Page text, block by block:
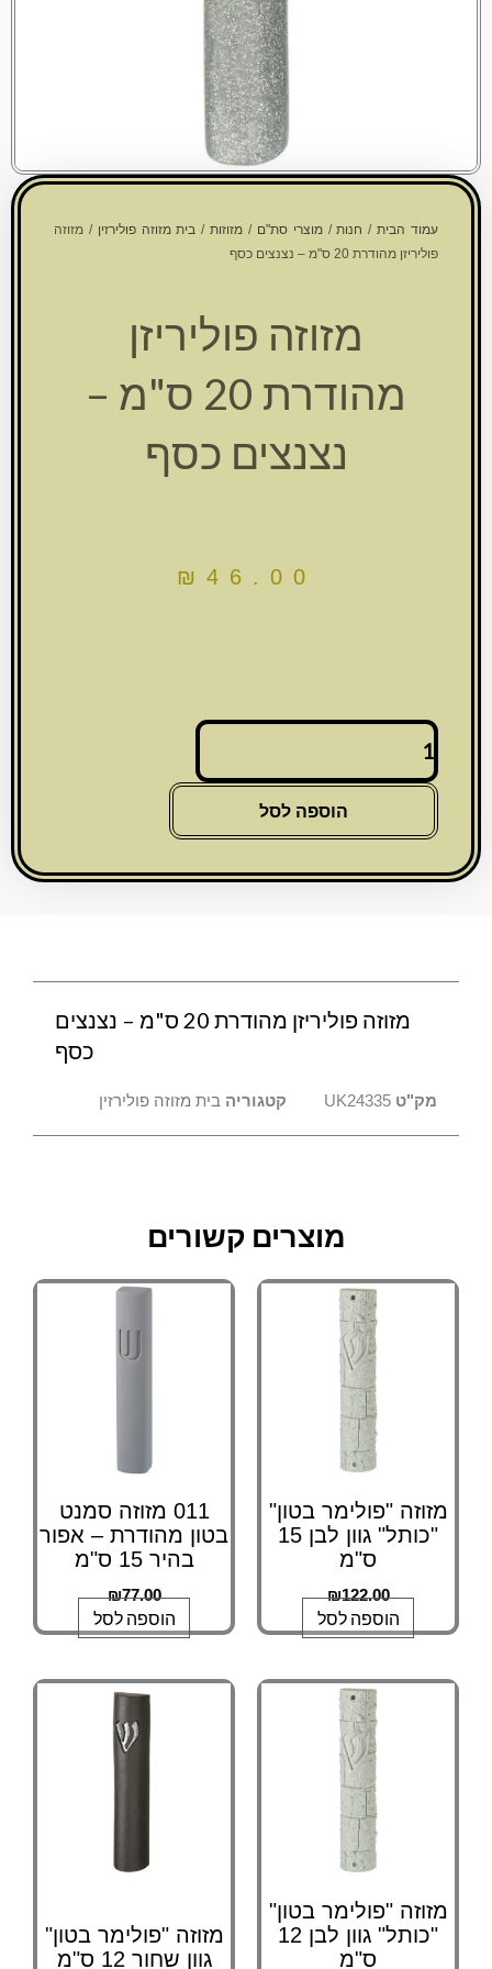
עמוד הבית/ חנות/מוצרי סת"ם / מזוזות/ בית מזוזה פולירזין / מזוזה
פוליריזן מהודרת 20 ס"מ – נצנצים כסף
מזוזה פוליריזן
מהודרת 20 ס"מ –
נצנצים כסף
₪ 46.00
כמות
של
מזוזה
מהודרת
ס"מ
הוספה לסל
מזוזה פוליריזן מהודרת 20 ס"מ – נצנצים
כסף
מק"ט UK24335 קטגוריה בית מזוזה פולירזין
מוצרים קשורים
מזוזה "פולימר בטון"
"כותל" גוון לבן 15
ס"מ
₪122.00
הוספה לסל
011 מזוזה סמנט
בטון מהודרת – אפור
בהיר 15 ס"מ
₪77.00
הוספה לסל
מזוזה "פולימר בטון"
"כותל" גוון לבן 12
ס"מ
מזוזה "פולימר בטון"
גוון שחור 12 ס"מ